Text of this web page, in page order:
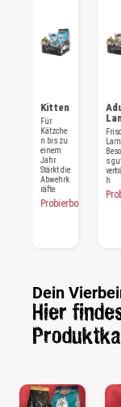
Kitten
Für
Kätzche
n bis zu
einem
Jahr
Stärkt die
Abwehrk
räfte
Probierbox
s
h
Dein
Hier